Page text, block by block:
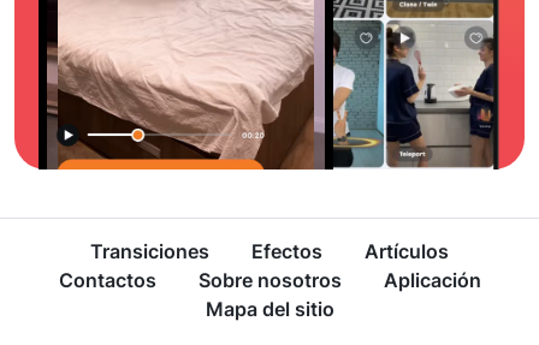
Transiciones Efectos
Artículos
Contactos
Sobre nosotros
Aplicación
Mapa del sitio